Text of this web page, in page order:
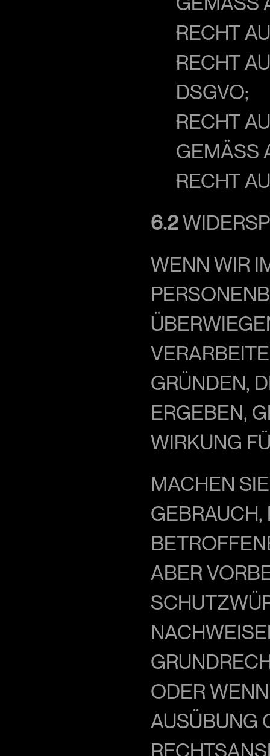
RECHT
RECHT
SGVO;
RECHT
GEMÄSS
RECHT
6.2
WENN WIR
GRÜNDEN,
ERGEBEN,
WIRKUNG
MACHEN
GEBRAUCH,
ABER
ODER
AUSÜBUNG